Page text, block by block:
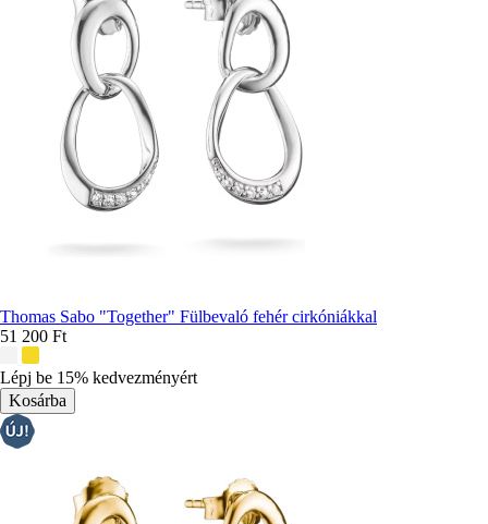
Thomas Sabo "Together" Fülbevaló fehér cirkóniákkal
51 200 Ft
színek:
Lépj be 15% kedvezményért